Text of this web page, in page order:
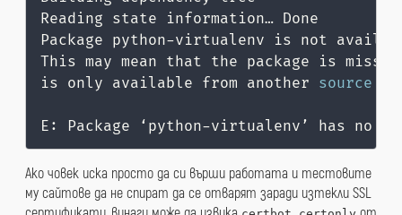
Reading state information… Done
Package python-virtualenv is not
This may mean that the package is
is only available from another source
E: Package ‘python-virtualenv’ has no
Ако човек иска просто да си върши работата и тестовите
му сайтове да не спират да се отварят заради изтекли SSL